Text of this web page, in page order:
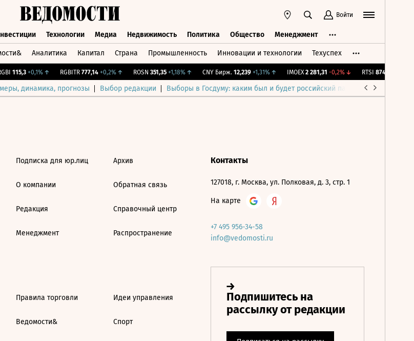
Войти
Технологии Медиа Недвижимость Политика Общество Менеджмент
Аналитика Капитал Страна Промышленность Инновации и технологии Техуспех
115,3 +0,1%↑ RGBITR 777,14 +0,2%↑ ROSN 351,35 +1,18%↑ CNY Бирж. 12,239 +1,31%↑ IMOEX 2 281,31 -0,2%↓ RTSI 874,64
динамика, прогнозы Выбор редакции Выборы в Госдуму: каким был и будет российский парламент
Подписка для юр.лиц
О компании
Редакция
Менеджмент
Архив
Обратная связь
Справочный центр
Распространение
Правила торговли
Ведомости&
Идеи управления
Спорт
Контакты
127018, г. Москва, ул. Полковая, д. 3, стр. 1
На карте
+7 495 956-34-58
info@vedomosti.ru